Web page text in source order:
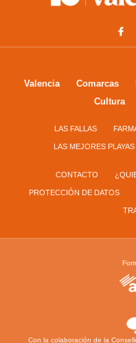
Valencia Comarcas
Cultura
LAS FALLAS
LAS MEJORES
CONTACTO
PROTECCIÓN DE DATOS
Con la colaboración de la